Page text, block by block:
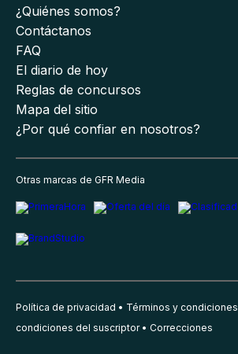
¿Quiénes somos?
Contáctanos
FAQ
El diario de hoy
Reglas de concursos
Mapa del sitio
¿Por qué confiar en nosotros?
Otras marcas de GFR Media
Política de privacidad Términos y condiciones
condiciones del suscriptor
Correcciones